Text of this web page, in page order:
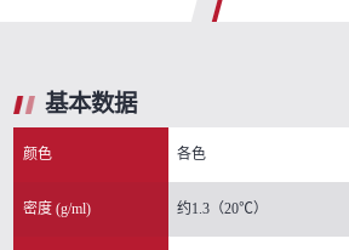
基本数据
颜色 各色
密度 (g/ml) 约1.3（20℃）